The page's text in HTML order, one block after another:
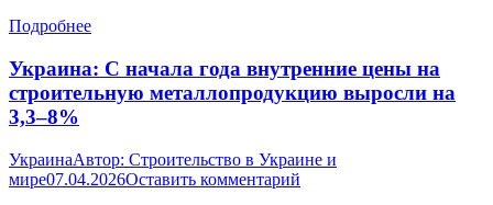
Подробнее
Украина: С начала года внутренние цены на
строительную металлопродукцию выросли на
3,3–8%
УкраинаАвтор: Строительство в Украине и
мире07.04.2026Оставить комментарий